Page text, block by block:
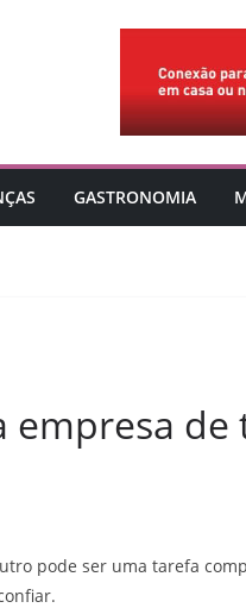
GASTRONOMIA
empresa
pode ser uma tarefa